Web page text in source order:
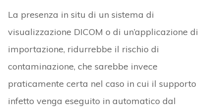
La presenza in situ di un sistema di
visualizzazione DICOM o di un’applicazione di
importazione, ridurrebbe il rischio di
contaminazione, che sarebbe invece
praticamente certa nel caso in cui il supporto
infetto venga eseguito in automatico dal